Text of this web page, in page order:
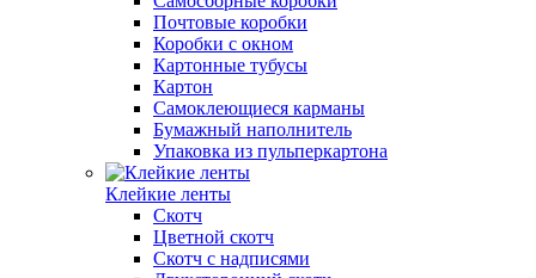
Почтовые коробки
Коробки с окном
Картонные тубусы
Картон
Самоклеющиеся карманы
Бумажный наполнитель
Упаковка из пульперкартона
Клейкие ленты
Скотч
Цветной скотч
Скотч с надписями